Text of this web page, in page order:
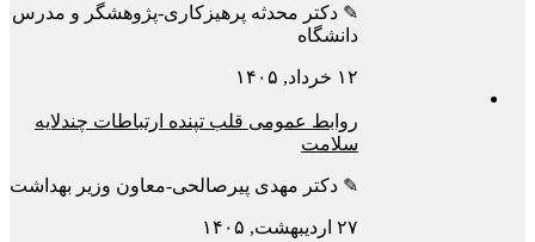
✎ دکتر محدثه پرهیزکاری-پژوهشگر و مدرس
دانشگاه
۱۲ خرداد, ۱۴۰۵
روابط عمومی قلب تپنده ارتباطات چندلایه
سلامت
✎ دکتر مهدی پیرصالحی-معاون وزیر بهداشت
۲۷ اردیبهشت, ۱۴۰۵